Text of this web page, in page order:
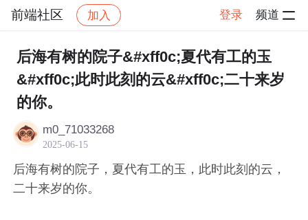
前端社区 加入 登录 频道
社区 前端社区 感慨 帖子详情
后海有树的院子&#xff0c;夏代有工的玉
&#xff0c;此时此刻的云&#xff0c;二十来岁
的你。
m0_71033268
2025-06-15
后海有树的院子，夏代有工的玉，此时此刻的云，
二十来岁的你。